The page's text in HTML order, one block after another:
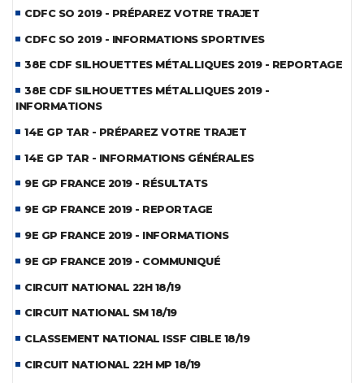
CDFC SO 2019 - PRÉPAREZ VOTRE TRAJET
CDFC SO 2019 - INFORMATIONS SPORTIVES
38E CDF SILHOUETTES MÉTALLIQUES 2019 - REPORTAGE
38E CDF SILHOUETTES MÉTALLIQUES 2019 -
INFORMATIONS
14E GP TAR - PRÉPAREZ VOTRE TRAJET
14E GP TAR - INFORMATIONS GÉNÉRALES
9E GP FRANCE 2019 - RÉSULTATS
9E GP FRANCE 2019 - REPORTAGE
9E GP FRANCE 2019 - INFORMATIONS
9E GP FRANCE 2019 - COMMUNIQUÉ
CIRCUIT NATIONAL 22H 18/19
CIRCUIT NATIONAL SM 18/19
CLASSEMENT NATIONAL ISSF CIBLE 18/19
CIRCUIT NATIONAL 22H MP 18/19